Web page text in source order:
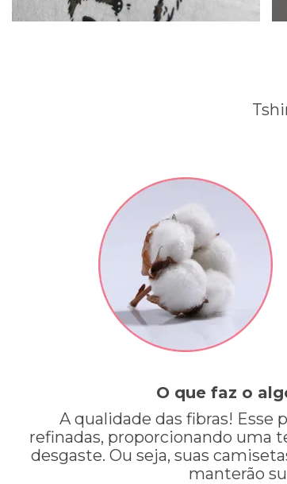
T
O que faz o
A qualidade das fibras! Esse
refinadas, proporcionando uma
desgaste. Ou seja, suas
manterão